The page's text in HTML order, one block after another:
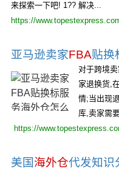
来探索一下吧! 1?? 解决...
https://
亚马逊卖家FBA贴换
对于跨境
家退换货,
情;当出现
库,卖家需
https://
美国海外仓代发知识